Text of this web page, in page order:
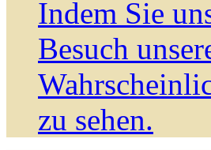
Indem Sie
Besuch
zu sehen.